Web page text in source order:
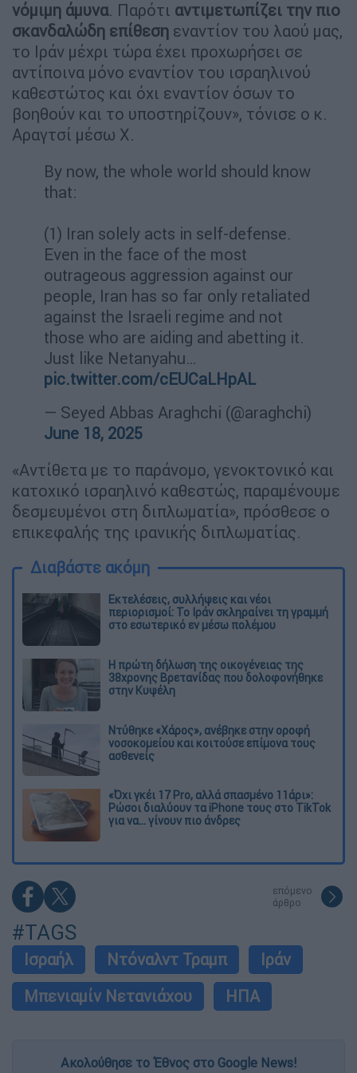
νόμιμη άμυνα. Παρότι αντιμετωπίζει την πιο
σκανδαλώδη επίθεση εναντίον του λαού μας,
το Ιράν μέχρι τώρα έχει προχωρήσει σε
αντίποινα μόνο εναντίον του ισραηλινού
καθεστώτος και όχι εναντίον όσων το
βοηθούν και το υποστηρίζουν», τόνισε ο κ.
Αραγτσί μέσω X.
By now, the whole world should know
that:
(1) Iran solely acts in self-defense.
Even in the face of the most
outrageous aggression against our
people, Iran has so far only retaliated
against the Israeli regime and not
those who are aiding and abetting it.
Just like Netanyahu…
pic.twitter.com/cEUCaLHpAL
— Seyed Abbas Araghchi (@araghchi)
June 18, 2025
«Αντίθετα με το παράνομο, γενοκτονικό και
κατοχικό ισραηλινό καθεστώς, παραμένουμε
δεσμευμένοι στη διπλωματία», πρόσθεσε ο
επικεφαλής της ιρανικής διπλωματίας.
Διαβάστε ακόμη
Εκτελέσεις, συλλήψεις και νέοι
περιορισμοί: Το Ιράν σκληραίνει τη γραμμή
στο εσωτερικό εν μέσω πολέμου
Η πρώτη δήλωση της οικογένειας της
38χρονης Βρετανίδας που δολοφονήθηκε
στην Κυψέλη
Ντύθηκε «Χάρος», ανέβηκε στην οροφή
νοσοκομείου και κοιτούσε επίμονα τους
ασθενείς
«Όχι γκέι 17 Pro, αλλά σπασμένο 11άρι»:
Ρώσοι διαλύουν τα iPhone τους στο TikTok
για να... γίνουν πιο άνδρες
επόμενο
άρθρο
#TAGS
Ισραήλ Ντόναλντ Τραμπ
Ιράν
Μπενιαμίν Νετανιάχου
ΗΠΑ
Ακολούθησε το Έθνος στο Google News!